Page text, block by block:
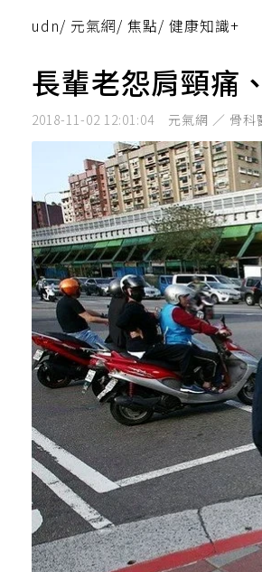
udn/ 元氣網/ 焦點/ 健康知識+
長輩老怨肩頸痛
2018-11-02 12:01:04 元氣網 ／ 骨科